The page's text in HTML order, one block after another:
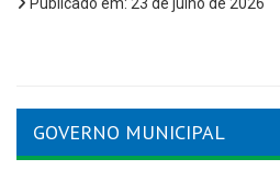
Publicado em: 23 de julho de 2026
GOVERNO MUNICIPAL